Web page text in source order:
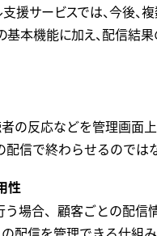
援サービスでは、今後
基本機能に加え、配信
反応などを管理画面上
信で終わらせるので
性
場合、顧客ごとの配信